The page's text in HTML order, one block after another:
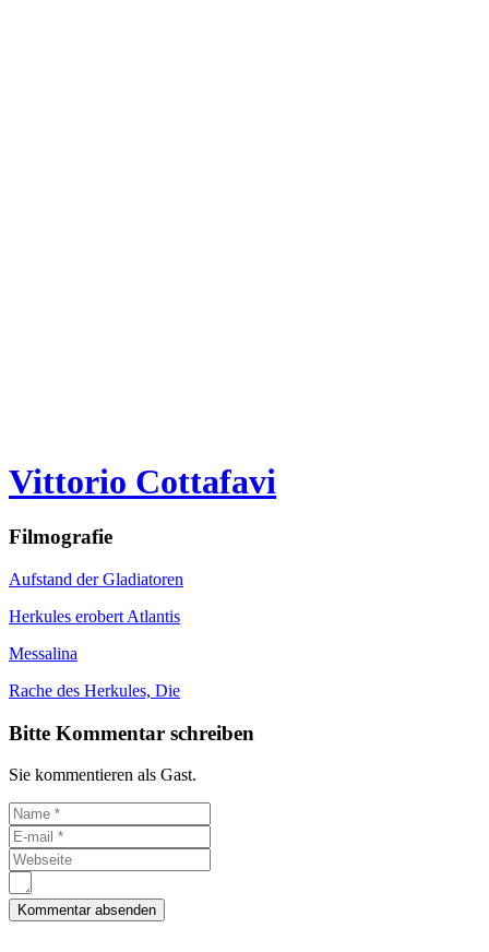
Vittorio Cottafavi
Filmografie
Aufstand der Gladiatoren
Herkules erobert Atlantis
Messalina
Rache des Herkules, Die
Bitte Kommentar schreiben
Sie kommentieren als Gast.